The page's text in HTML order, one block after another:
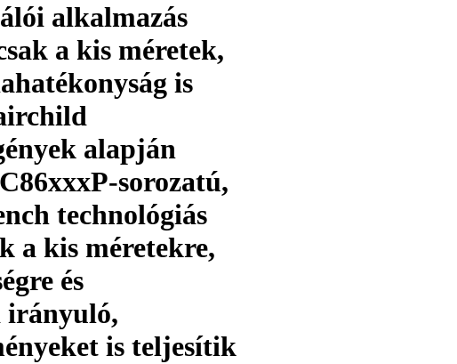
alkalmazás
a kis méretek,
is
alapján
sorozatú,
technológiás
a kis méretekre,
és
irányuló,
is teljesítik